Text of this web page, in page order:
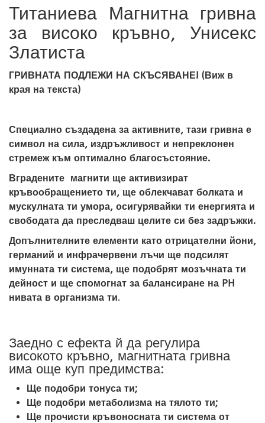
Титаниева Магнитна гривна
за високо кръвно, Унисекс
Златиста
ГРИВНАТА ПОДЛЕЖИ НА СКЪСЯВАНЕ! (Виж в
края на текста)
Специално създадена за активните, тази гривна е
символ на сила, издръжливост и непреклонен
стремеж към оптимално благосъстояние.
Вградените магнити ще активизират
кръвообращението ти, ще облекчават болката и
мускулната ти умора, осигурявайки ти енергията и
свободата да преследваш целите си без задръжки.
Допълнителните елементи като отрицателни йони,
германий и инфрачервени лъчи ще подсилят
имунната ти система, ще подобрят мозъчната ти
дейност и ще спомогнат за балансиране на PH
нивата в организма ти.
Заедно с ефекта й да регулира
високото кръвно, магнитната гривна
има още куп предимства:
Ще подобри тонуса ти;
Ще подобри метаболизма на тялото ти;
Ще прочисти кръвоносната ти система от